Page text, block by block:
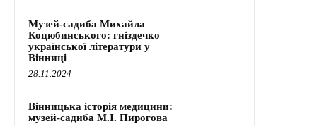
Музей-садиба Михайла
Коцюбинського: гніздечко
української літератури у
Вінниці
28.11.2024
Вінницька історія медицини:
музей-садиба М.І. Пирогова